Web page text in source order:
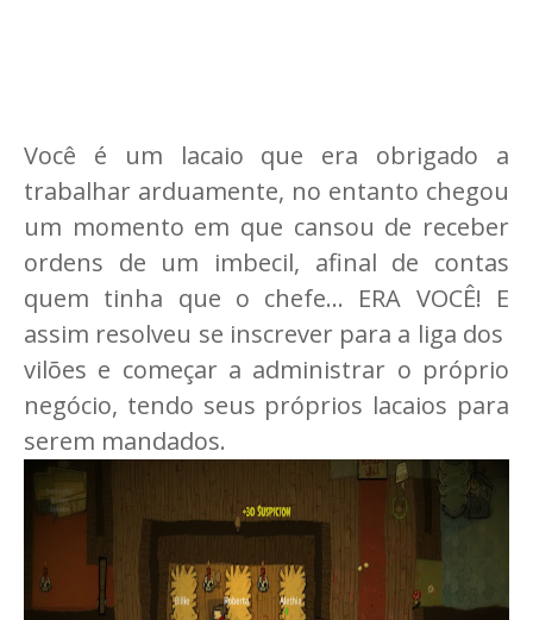
Você é um lacaio que era obrigado a
trabalhar arduamente, no entanto chegou
um momento em que cansou de receber
ordens de um imbecil, afinal de contas
quem tinha que o chefe... ERA VOCÊ! E
assim resolveu se inscrever para a liga dos
vilões e começar a administrar o próprio
negócio, tendo seus próprios lacaios para
serem mandados.